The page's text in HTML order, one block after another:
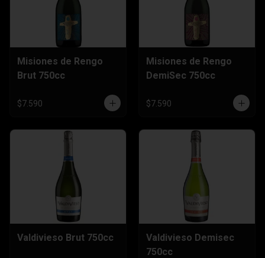
Misiones de Rengo
Brut 750cc
$7.590
Misiones de Rengo
DemiSec 750cc
$7.590
Valdivieso Brut 750cc
Valdivieso Demisec
750cc